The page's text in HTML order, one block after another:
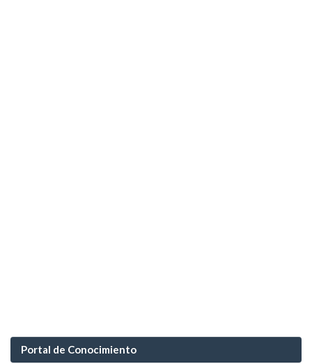
Portal de Conocimiento